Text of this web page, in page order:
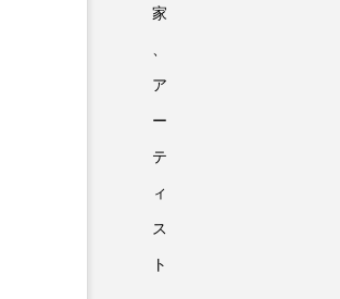
家
ア
ー
テ
ィ
ス
ト